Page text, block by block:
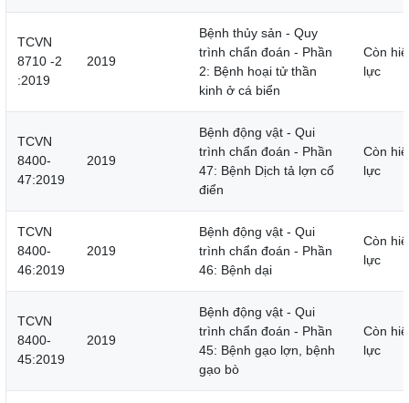
TCVN
8710 -2
:2019
2019
Bệnh thủy sản - Quy
trình chẩn đoán - Phần
2: Bệnh hoại tử thần
kinh ở cá biển
Còn
lực
TCVN
8400-
47:2019
2019
Bệnh động vật - Qui
trình chẩn đoán - Phần
47: Bệnh Dịch tả lợn cổ
điển
Còn
lực
TCVN
8400-
46:2019
2019
Bệnh động vật - Qui
trình chẩn đoán - Phần
46: Bệnh dại
Còn
lực
TCVN
8400-
45:2019
2019
Bệnh động vật - Qui
trình chẩn đoán - Phần
45: Bệnh gạo lợn, bệnh
gạo bò
Còn
lực